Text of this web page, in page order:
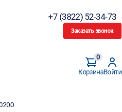
+7 (3822) 52-34-73
Заказать звонок
Корзина
0
Войти